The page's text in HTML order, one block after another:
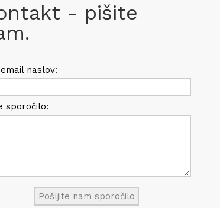
- pišite
naslov:
sporočilo: